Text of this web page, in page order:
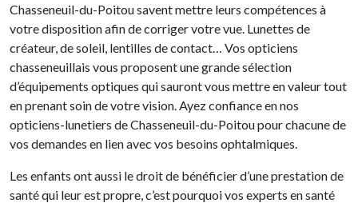
Chasseneuil-du-Poitou savent mettre leurs compétences à
votre disposition afin de corriger votre vue. Lunettes de
créateur, de soleil, lentilles de contact… Vos opticiens
chasseneuillais vous proposent une grande sélection
d’équipements optiques qui sauront vous mettre en valeur tout
en prenant soin de votre vision. Ayez confiance en nos
opticiens-lunetiers de Chasseneuil-du-Poitou pour chacune de
vos demandes en lien avec vos besoins ophtalmiques.
Les enfants ont aussi le droit de bénéficier d’une prestation de
santé qui leur est propre, c’est pourquoi vos experts en santé